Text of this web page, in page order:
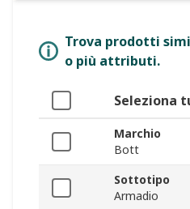
Trova prodotti
o più attributi.
Seleziona
Marchio
Bott
Sottotipo
Armadio